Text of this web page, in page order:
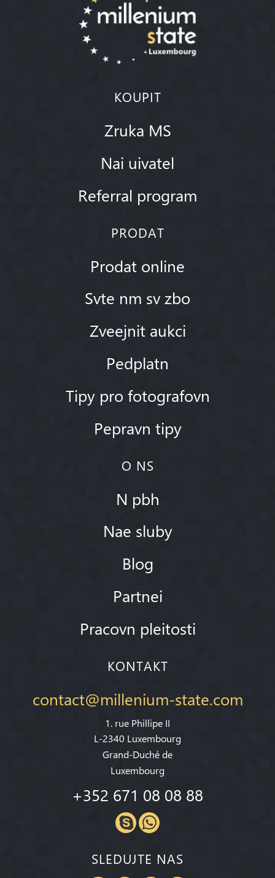
KOUPIT
Zruka MS
Nai uivatel
Referral program
PRODAT
Prodat online
Svte nm sv zbo
Zveejnit aukci
Pedplatn
Tipy pro fotografovn
Pepravn tipy
O NS
N pbh
Nae sluby
Blog
Partnei
Pracovn pleitosti
KONTAKT
contact@millenium-state.com
1. rue Phillipe II
L-2340 Luxembourg
Grand-Duché de
Luxembourg
+352 671 08 08 88
SLEDUJTE NAS